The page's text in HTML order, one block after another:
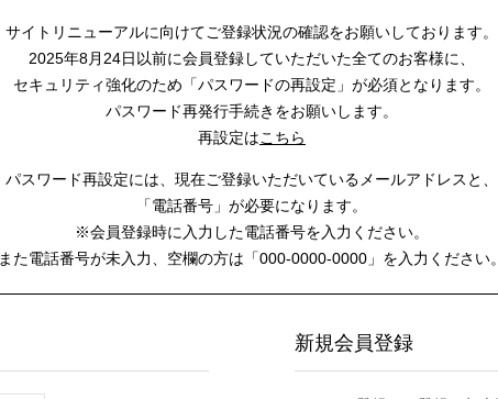
サイトリニューアルに向けてご登録状況の確認をお願いしております。
2025年8月24日以前に会員登録していただいた全てのお客様に、
セキュリティ強化のため「パスワードの再設定」が必須となります。
パスワード再発行手続きをお願いします。
再設定はこちら
パスワード再設定には、 現在ご登録いただいているメールアドレスと、
「電話番号」が必要になります。
※会員登録時に入力した電話番号を入力ください。
また電話番号が未入力、空欄の方は 「000-0000-0000」を入力ください。
新規会員登録